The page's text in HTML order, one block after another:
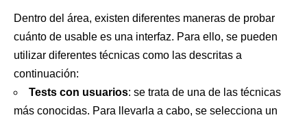
Dentro del área, existen diferentes maneras de probar
cuánto de usable es una interfaz. Para ello, se pueden
utilizar diferentes técnicas como las descritas a
continuación:
Tests con usuarios: se trata de una de las técnicas
más conocidas. Para llevarla a cabo, se selecciona un